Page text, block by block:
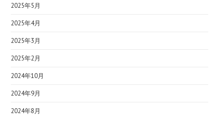
2025年5月
2025年4月
2025年3月
2025年2月
2024年10月
2024年9月
2024年8月